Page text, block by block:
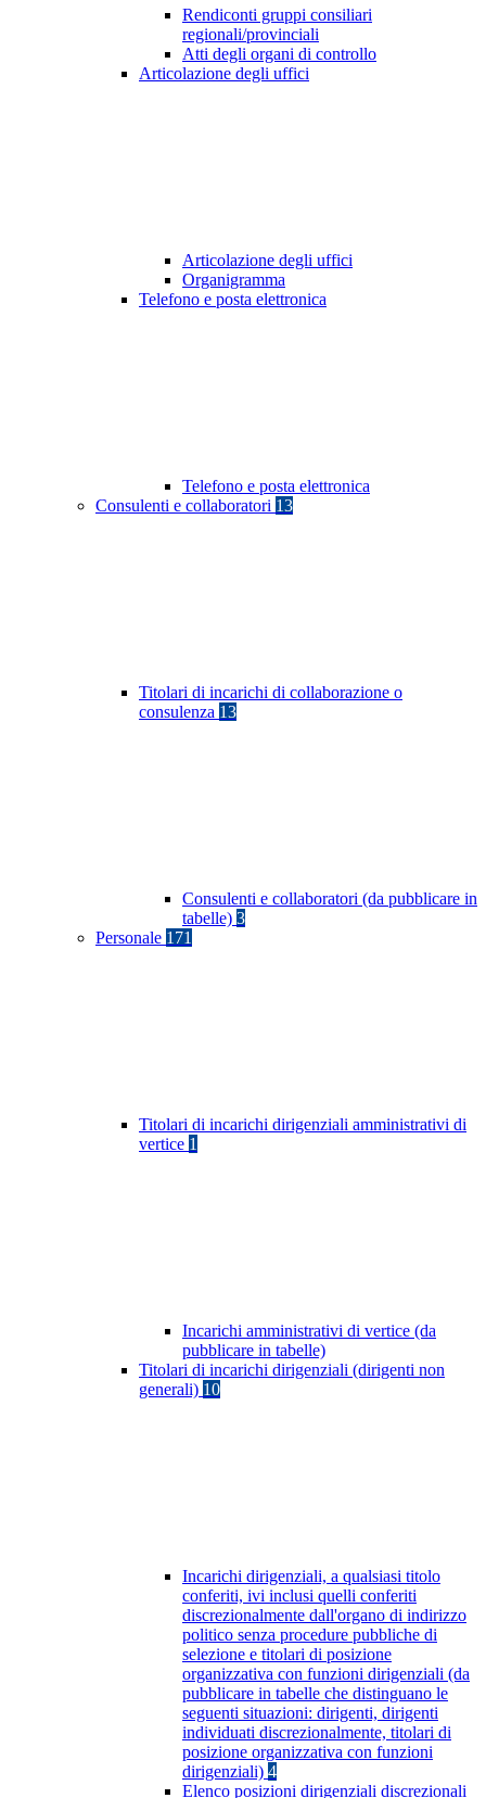
Rendiconti gruppi consiliari
regionali/provinciali
Atti degli organi di controllo
Articolazione degli uffici
Articolazione degli uffici
Organigramma
Telefono e posta elettronica
Telefono e posta elettronica
Consulenti e collaboratori 13
Titolari di incarichi di collaborazione o
consulenza 13
Consulenti e collaboratori (da pubblicare in
tabelle) 3
Personale 171
Titolari di incarichi dirigenziali amministrativi di
vertice 1
Incarichi amministrativi di vertice (da
pubblicare in tabelle)
Titolari di incarichi dirigenziali (dirigenti non
generali) 10
Incarichi dirigenziali, a qualsiasi titolo
conferiti, ivi inclusi quelli conferiti
discrezionalmente dall'organo di indirizzo
politico senza procedure pubbliche di
selezione e titolari di posizione
organizzativa con funzioni dirigenziali (da
pubblicare in tabelle che distinguano le
seguenti situazioni: dirigenti, dirigenti
individuati discrezionalmente, titolari di
posizione organizzativa con funzioni
dirigenziali) 4
Elenco posizioni dirigenziali discrezionali